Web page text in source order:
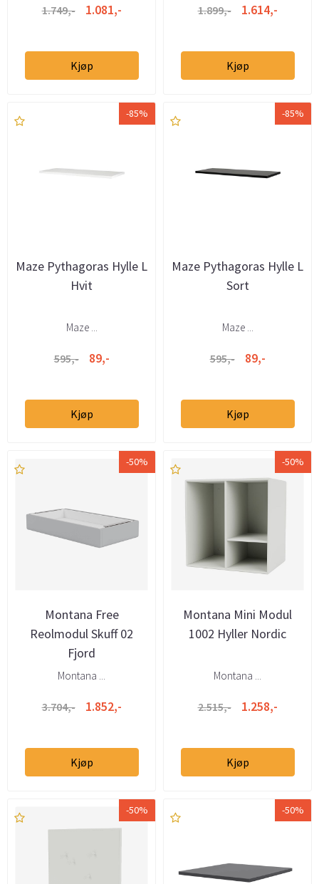
1.749,- 1.081,-
Kjøp
1.899,- 1.614,-
Kjøp
-85%
Maze Pythagoras Hylle L
Hvit
Maze ...
595,- 89,-
Kjøp
-85%
Maze Pythagoras Hylle L
Sort
Maze ...
595,- 89,-
Kjøp
-50%
Montana Free
Reolmodul Skuff 02
Fjord
Montana ...
3.704,- 1.852,-
Kjøp
-50%
Montana Mini Modul
1002 Hyller Nordic
Montana ...
2.515,- 1.258,-
Kjøp
-50% -50%